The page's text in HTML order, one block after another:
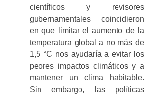
científicos y revisores
gubernamentales coincidieron
en que limitar el aumento de la
temperatura global a no más de
1,5 °C nos ayudaría a evitar los
peores impactos climáticos y a
mantener un clima habitable.
Sin embargo, las políticas